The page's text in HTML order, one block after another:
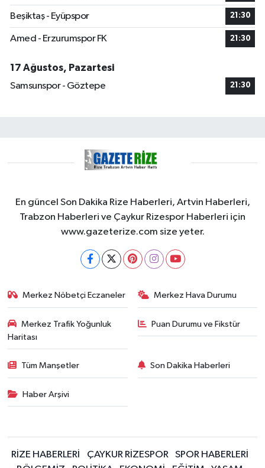
Beşiktaş - Eyüpspor 21:30
Amed - Erzurumspor FK 21:30
17 Ağustos, Pazartesi
Samsunspor - Göztepe
21:30
En güncel Son Dakika Rize Haberleri, Artvin Haberleri,
Trabzon Haberleri ve Çaykur Rizespor Haberleri için
www.gazeterize.com size yeter.
Merkez Nöbetçi Eczaneler Merkez Hava Durumu
Merkez Trafik Yoğunluk
Haritası
Puan Durumu ve Fikstür
Tüm Manşetler Son Dakika Haberleri
Haber Arşivi
RİZE HABERLERİ ÇAYKUR RİZESPOR
SPOR HABERLERİ